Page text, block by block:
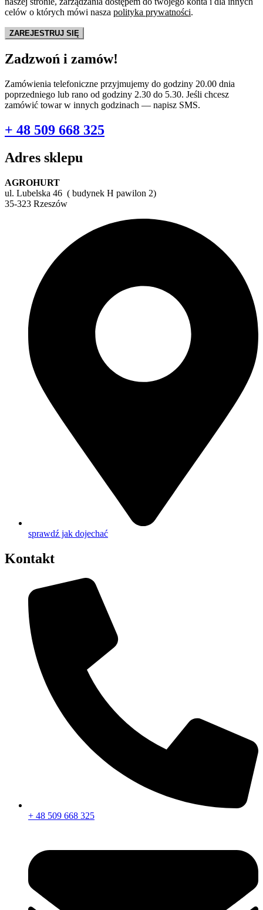
celów o których mówi nasza polityka prywatności.
ZAREJESTRUJ SIĘ
Zadzwoń i zamów!
Zamówienia telefoniczne przyjmujemy do godziny 20.00 dnia
poprzedniego lub rano od godziny 2.30 do 5.30. Jeśli chcesz
zamówić towar w innych godzinach — napisz SMS.
+ 48 509 668 325
Adres sklepu
AGROHURT
ul. Lubelska 46 ( budynek H pawilon 2)
35-323 Rzeszów
sprawdź jak dojechać
Kontakt
+ 48 509 668 325